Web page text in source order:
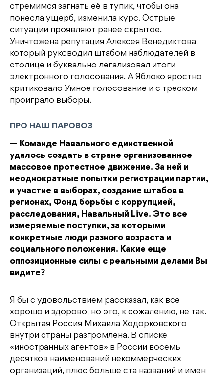
стремимся загнать её в тупик, чтобы она
понесла ущерб, изменила курс. Острые
ситуации проявляют ранее скрытое.
Уничтожена репутация Алексея Венедиктова,
который руководил штабом наблюдателей в
столице и буквально легализовал итоги
электронного голосования. А Яблоко яростно
критиковало Умное голосование и с треском
проиграло выборы.
ПРО НАШ ПАРОВОЗ
— Команде Навального единственной
удалось создать в стране организованное
массовое протестное движение. За ней и
неоднократные попытки регистрации партии,
и участие в выборах, создание штабов в
регионах, Фонд борьбы с коррупцией,
расследования, Навальный Live. Это все
измеряемые поступки, за которыми
конкретные люди разного возраста и
социального положения. Какие еще
оппозиционные силы с реальными делами Вы
видите?
Я бы с удовольствием рассказал, как все
хорошо и здорово, но это, к сожалению, не так.
Открытая Россия Михаила Ходорковского
внутри страны разгромлена. В списке
«иностранных агентов» в России восемь
десятков наименований некоммерческих
организаций, плюс больше ста названий и имен